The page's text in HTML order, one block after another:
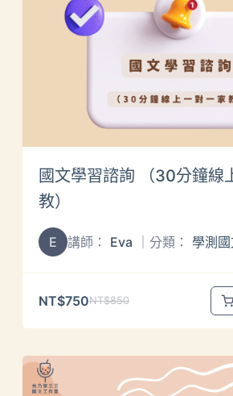
國文學習諮詢 （30分鐘線
教）
E 講師： Eva ｜分類： 學測
NT$850
NT$750